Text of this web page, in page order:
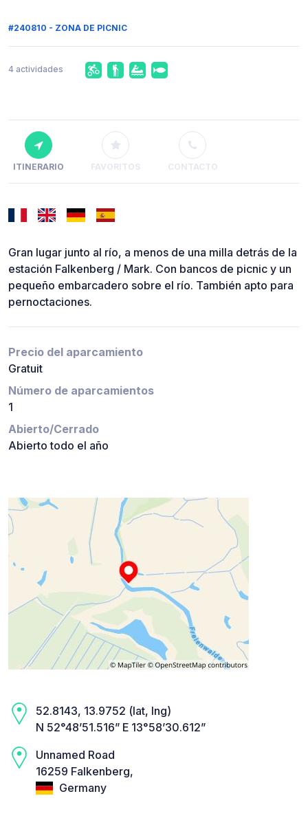
#240810 - ZONA DE PICNIC
4 actividades
ITINERARIO FAVORITOS CONTACTO
Gran lugar junto al río, a menos de una milla detrás de la
estación Falkenberg / Mark. Con bancos de picnic y un
pequeño embarcadero sobre el río. También apto para
pernoctaciones.
Precio del aparcamiento
Gratuit
Número de aparcamientos
1
Abierto/Cerrado
Abierto todo el año
52.8143, 13.9752 (lat, lng)
N 52°48’51.516” E 13°58’30.612”
Unnamed Road
16259 Falkenberg,
Germany